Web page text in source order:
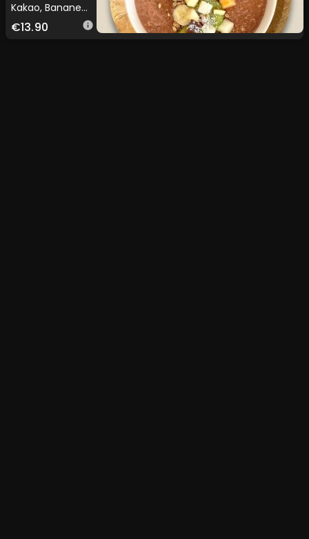
Kakao, Banane
serviert mit
€13.90 info